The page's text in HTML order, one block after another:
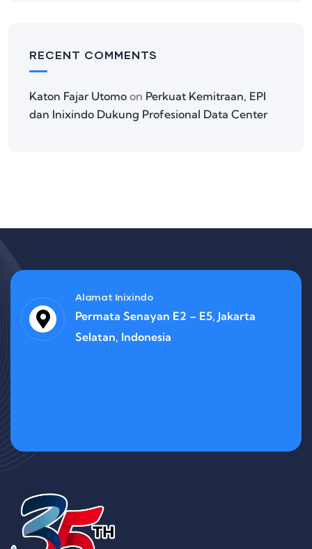
RECENT COMMENTS
Katon Fajar Utomo on Perkuat Kemitraan, EPI
dan Inixindo Dukung Profesional Data Center
Alamat Inixindo
Permata Senayan E2 – E5, Jakarta
Selatan, Indonesia